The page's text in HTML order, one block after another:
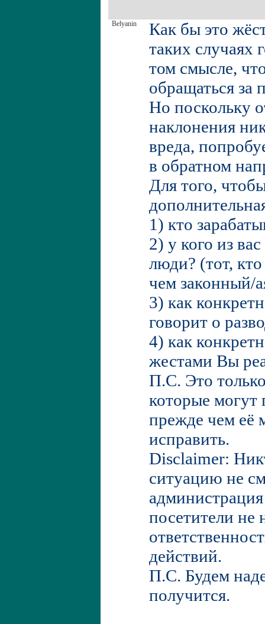
Belyanin
Как бы это
таких случаях
том смысле,
обращаться
Но поскольку
наклонения
вреда,
в обратном
Для того,
1) кто
2) у кого из
люди? (тот,
чем законный/
3) как
говорит о
4) как
жестами Вы
П.С. Это
которые могут
прежде чем её
исправить.
Disclaimer:
ситуацию не
посетители не
действий.
П.С. Будем
получится.